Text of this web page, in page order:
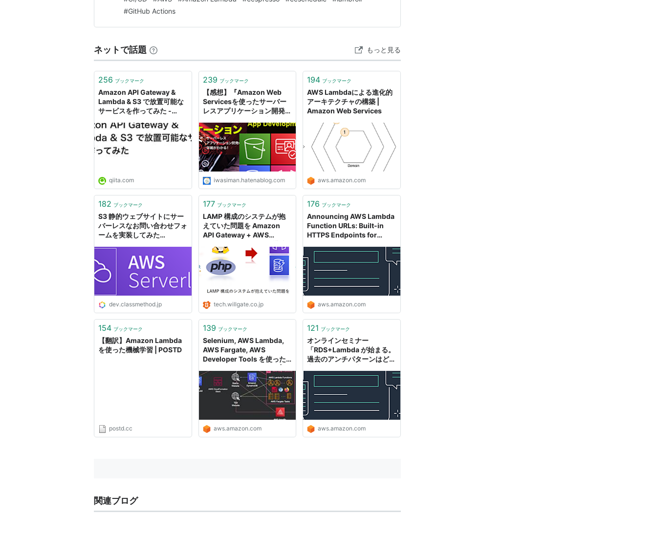
成図はこんな感じです。 大きなポイントとしては、タ…
#GitHub Actions
ネットで話題 もっと見る
256 ブックマーク
Amazon API Gateway &
Lambda & S3 で放置可能な
サービスを作ってみた -
qiita.com
239 ブックマーク
【感想】『Amazon Web
Servicesを使ったサーバー
レスアプリケーション開発ガ
ビス開発まで - Rのつく財団
入り口
iwasiman.hatenablog.com
194 ブックマーク
AWS Lambdaによる進化的
アーキテクチャの構築 |
Amazon Web Services
aws.amazon.com
182 ブックマーク
S3 静的ウェブサイトにサー
バーレスなお問い合わせフォ
ームを実装してみた
Lambda + API Gateway） |
DevelopersIO
dev.classmethod.jp
177 ブックマーク
LAMP 構成のシステムが抱
えていた問題を Amazon
API Gateway + AWS
にして解消した話 -
WILLGATE TECH BLOG
tech.willgate.co.jp
176 ブックマーク
Announcing AWS Lambda
Function URLs: Built-in
HTTPS Endpoints for
Microservices | Amazon
Web Services
aws.amazon.com
154 ブックマーク
【翻訳】Amazon Lambda
を使った機械学習 | POSTD
postd.cc
139 ブックマーク
Selenium, AWS Lambda,
AWS Fargate, AWS
Developer Tools を使った
Amazon Web Services
aws.amazon.com
121 ブックマーク
オンラインセミナー
「RDS+Lambda が始まる。
過去のアンチパターンはどう
公開 | Amazon Web
Services
aws.amazon.com
関連ブログ